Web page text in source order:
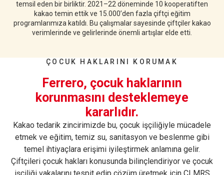
temsil eden bir birliktir. 2021–22 döneminde 10 kooperatiften
kakao temin ettik ve 15.000’den fazla çiftçi eğitim
programlarımıza katıldı. Bu çalışmalar sayesinde çiftçiler kakao
verimlerinde ve gelirlerinde önemli artışlar elde etti.
ÇOCUK HAKLARINI KORUMAK
Ferrero, çocuk haklarının
korunmasını desteklemeye
kararlıdır.
Kakao tedarik zincirimizde bu, çocuk işçiliğiyle mücadele
etmek ve eğitim, temiz su, sanitasyon ve beslenme gibi
temel ihtiyaçlara erişimi iyileştirmek anlamına gelir.
Çiftçileri çocuk hakları konusunda bilinçlendiriyor ve çocuk
işçiliği vakalarını tespit edip çözüm üretmek için CLMRS